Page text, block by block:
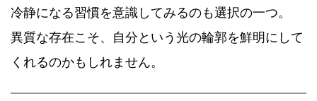
冷静になる習慣を意識してみるのも選択の一つ。
異質な存在こそ、自分という光の輪郭を鮮明にして
くれるのかもしれません。